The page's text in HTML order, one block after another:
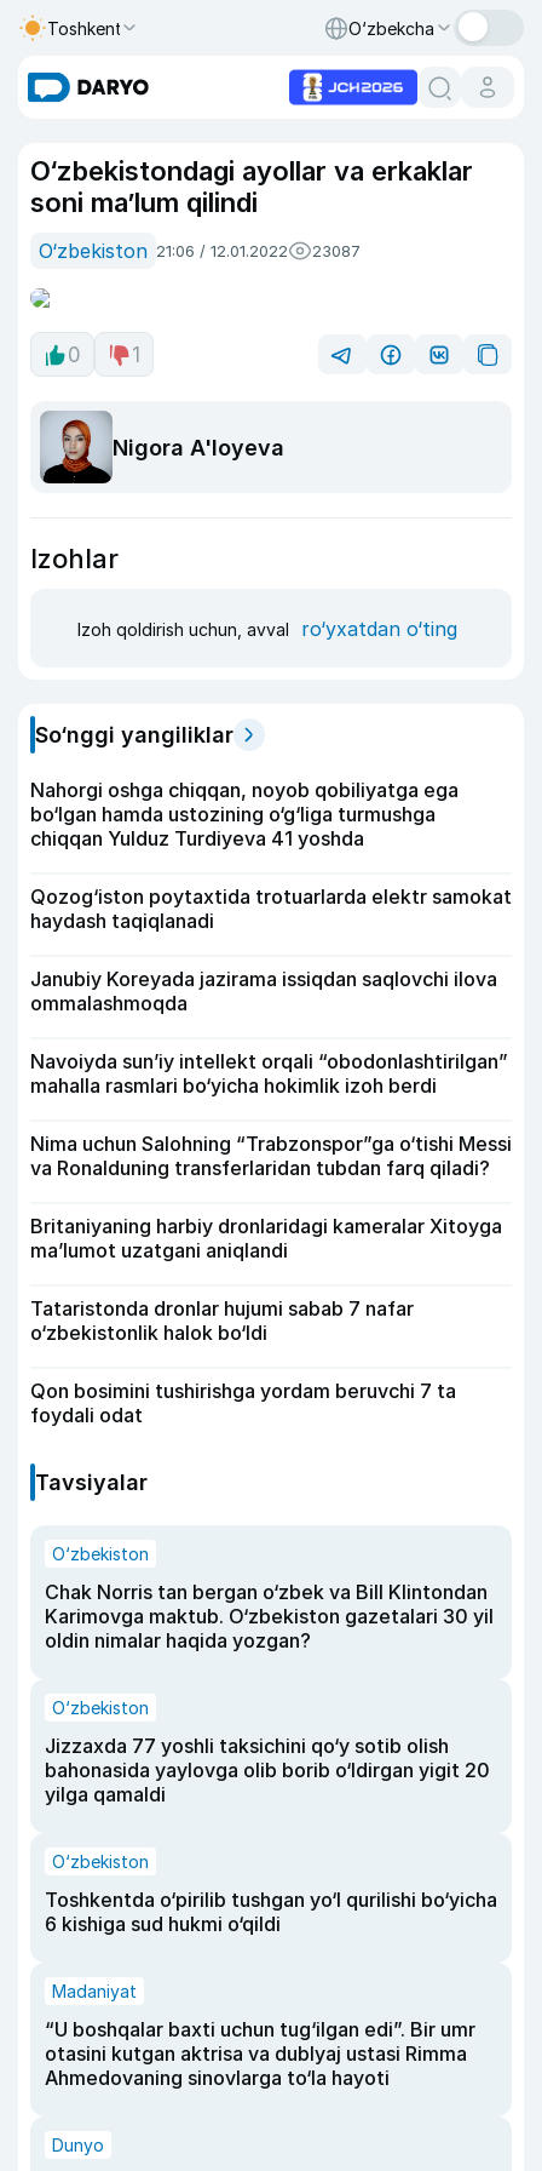
Toshkent O‘zbekcha
O‘zbekistondagi ayollar va erkaklar
soni ma’lum qilindi
O‘zbekiston 21:06 / 12.01.2022 23087
0 1
Nigora A'loyeva
Izohlar
Izoh qoldirish uchun, avval ro‘yxatdan o‘ting
So‘nggi yangiliklar
Nahorgi oshga chiqqan, noyob qobiliyatga ega
bo‘lgan hamda ustozining o‘g‘liga turmushga
chiqqan Yulduz Turdiyeva 41 yoshda
Qozog‘iston poytaxtida trotuarlarda elektr samokat
haydash taqiqlanadi
Janubiy Koreyada jazirama issiqdan saqlovchi ilova
ommalashmoqda
Navoiyda sun’iy intellekt orqali “obodonlashtirilgan”
mahalla rasmlari bo‘yicha hokimlik izoh berdi
Nima uchun Salohning “Trabzonspor”ga o‘tishi Messi
va Ronalduning transferlaridan tubdan farq qiladi?
Britaniyaning harbiy dronlaridagi kameralar Xitoyga
ma’lumot uzatgani aniqlandi
Tataristonda dronlar hujumi sabab 7 nafar
o‘zbekistonlik halok bo‘ldi
Qon bosimini tushirishga yordam beruvchi 7 ta
foydali odat
Tavsiyalar
O‘zbekiston
Chak Norris tan bergan o‘zbek va Bill Klintondan
Karimovga maktub. O‘zbekiston gazetalari 30 yil
oldin nimalar haqida yozgan?
O‘zbekiston
Jizzaxda 77 yoshli taksichini qo‘y sotib olish
bahonasida yaylovga olib borib o‘ldirgan yigit 20
yilga qamaldi
O‘zbekiston
Toshkentda o‘pirilib tushgan yo‘l qurilishi bo‘yicha
6 kishiga sud hukmi o‘qildi
Madaniyat
“U boshqalar baxti uchun tug‘ilgan edi”. Bir umr
otasini kutgan aktrisa va dublyaj ustasi Rimma
Ahmedovaning sinovlarga to‘la hayoti
Dunyo